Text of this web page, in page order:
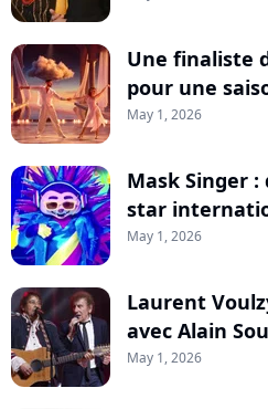
Une finaliste
pour une
May 1, 2026
Mask Singer
star
May 1, 2026
Laurent
avec Alain
May 1, 2026